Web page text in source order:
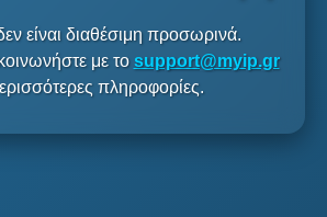
είναι διαθέσιμη προσωρινά.
με το support@myip.gr
πληροφορίες.